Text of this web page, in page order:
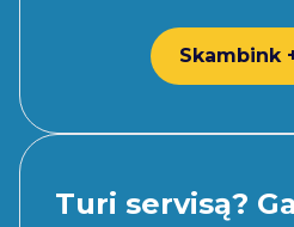
Skambink
Turi servisą?